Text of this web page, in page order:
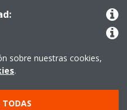
Daikin
sobre nuestras cookies,
.
TODAS